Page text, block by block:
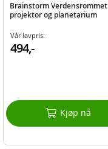
Brainstorm Verdensrommet
projektor og planetarium
Vår lavpris:
494,-
Kjøp nå